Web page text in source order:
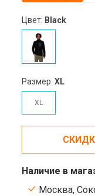
Цвет: Black
Размер:XL
XL
Наличие в
Москва,